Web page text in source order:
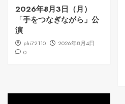
2026年8月3日（月）
「手をつなぎながら」公
演
phi72110
2026年8月4日
0